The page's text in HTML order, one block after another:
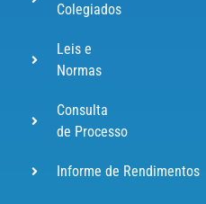
Colegiados
Leis e
Normas
Consulta
de Processo
Informe de Rendimentos